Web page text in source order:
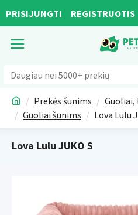
PRISIJUNGTI REGISTRUOTIS
Prekės šunims
Guoliai,
Guoliai šunims
Lova Lulu
Lova Lulu JUKO S